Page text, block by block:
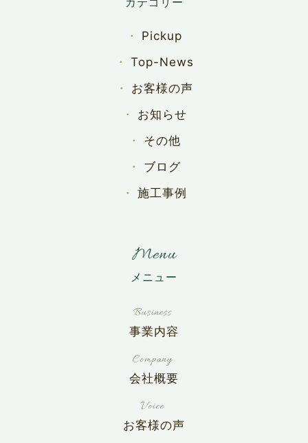
Pickup
Top-News
お客様の声
お知らせ
その他
ブログ
施工事例
Menu
事業内容
会社概要
お客様の声